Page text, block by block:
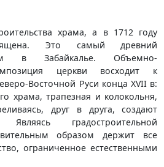
храма, а в 1712 году
Это самый древний
в Забайкалье. Объемно-
церкви восходит к
Восточной Руси конца XVII в:
храма, трапезная и колокольня,
друг в друга, создают
градостроительной
образом держит все
ограниченное естественными